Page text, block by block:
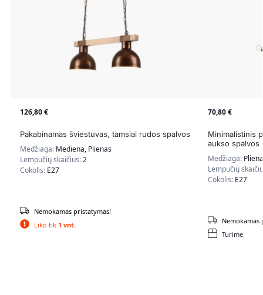
126,80€
Pakabinamas šviestuvas, tamsiai rudos spalvos
Medžiaga: Mediena, Plienas
Lempučių skaičius:2
Cokolis: E27
Liko tik 1 vnt.
Nemokamas pristatymas!
70,80€
Minimalistinis
aukso spalvos
Medžiaga:
Lempučių
Cokolis: E27
Turime
Nemokamas